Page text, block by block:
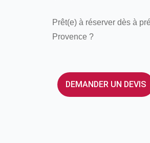
Prêt(e) à réserver dès à
Provence ?
DEMANDER UN DEVIS